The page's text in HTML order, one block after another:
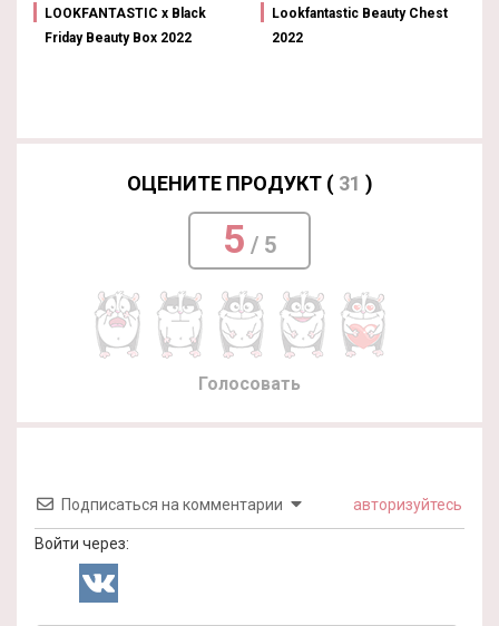
LOOKFANTASTIC x Black
Friday Beauty Box 2022
Lookfantastic Beauty Chest
2022
ОЦЕНИТЕ ПРОДУКТ ( 31 )
5 / 5
Голосовать
Подписаться на комментарии авторизуйтесь
Войти через: